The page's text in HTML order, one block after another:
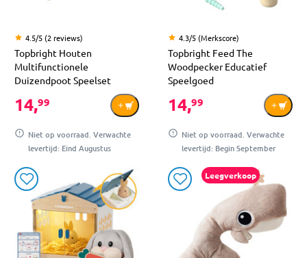
4.5/5 (2 reviews)
Topbright Houten
Multifunctionele
Duizendpoot Speelset
14,99
Niet op voorraad. Verwachte
levertijd: Eind Augustus
4.3/5 (Merkscore)
Topbright Feed The
Woodpecker Educatief
Speelgoed
14,99
Niet op voorraad. Verwachte
levertijd: Begin September
Leegverkoop